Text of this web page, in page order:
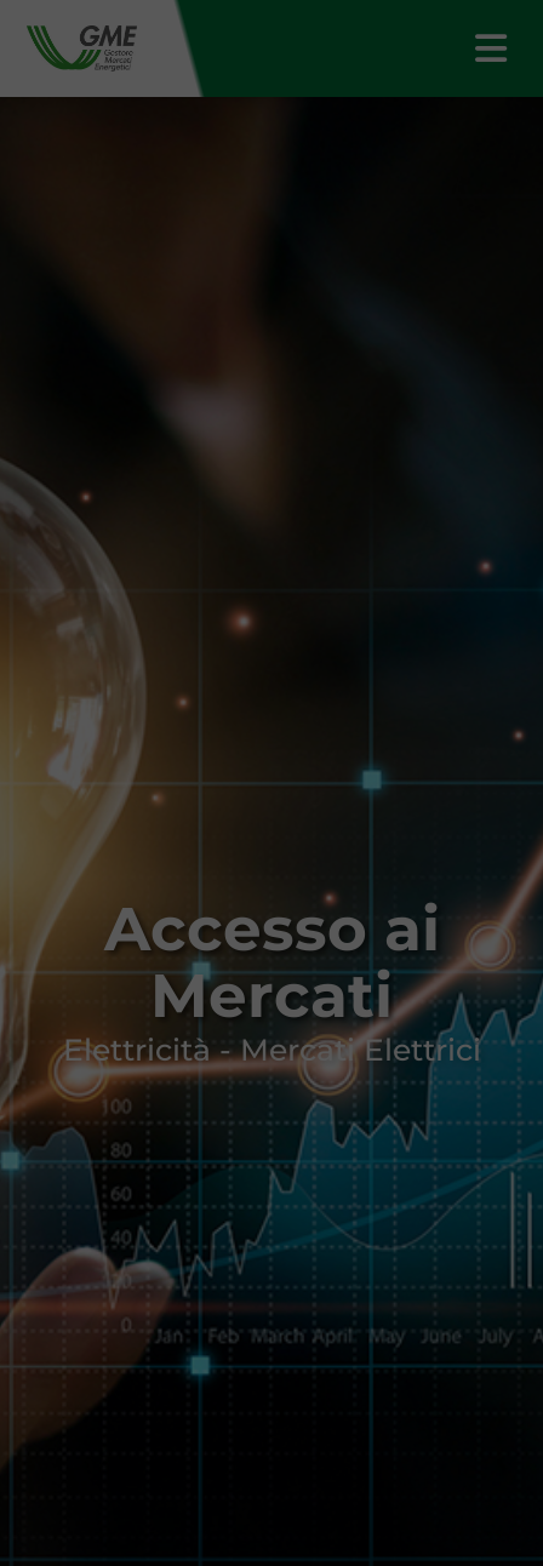
Accesso ai
Mercati
Elettricità - Mercati Elettrici